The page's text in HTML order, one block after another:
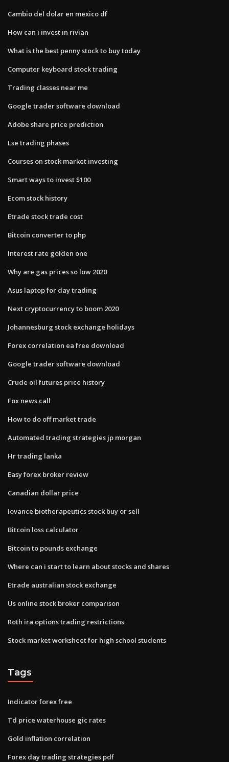
Cambio del dolar en mexico df
How can i invest in rivian
What is the best penny stock to buy today
Computer keyboard stock trading
Trading classes near me
Google trader software download
Adobe share price prediction
Lse trading phases
Courses on stock market investing
Smart ways to invest $100
Ecom stock history
Etrade stock trade cost
Bitcoin converter to php
Interest rate golden one
Why are gas prices so low 2020
Asus laptop for day trading
Next cryptocurrency to boom 2020
Johannesburg stock exchange holidays
Forex correlation ea free download
Google trader software download
Crude oil futures price history
Fox news call
How to do off market trade
Automated trading strategies jp morgan
Hr trading lanka
Easy forex broker review
Canadian dollar price
Iovance biotherapeutics stock buy or sell
Bitcoin loss calculator
Bitcoin to pounds exchange
Where can i start to learn about stocks and shares
Etrade australian stock exchange
Us online stock broker comparison
Roth ira options trading restrictions
Stock market worksheet for high school students
Tags
Indicator forex free
Td price waterhouse gic rates
Gold inflation correlation
Forex day trading strategies pdf